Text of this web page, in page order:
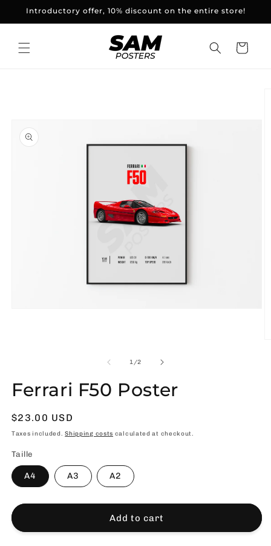
and
Introductory offer, 10% discount on the entire store!
Basket
1/of
2
Ferrari F50 Poster
Usual
price
$23.00 USD
Taxes included.Shipping costs calculated at checkout.
Taille
A4 A3 A2
Add to cart